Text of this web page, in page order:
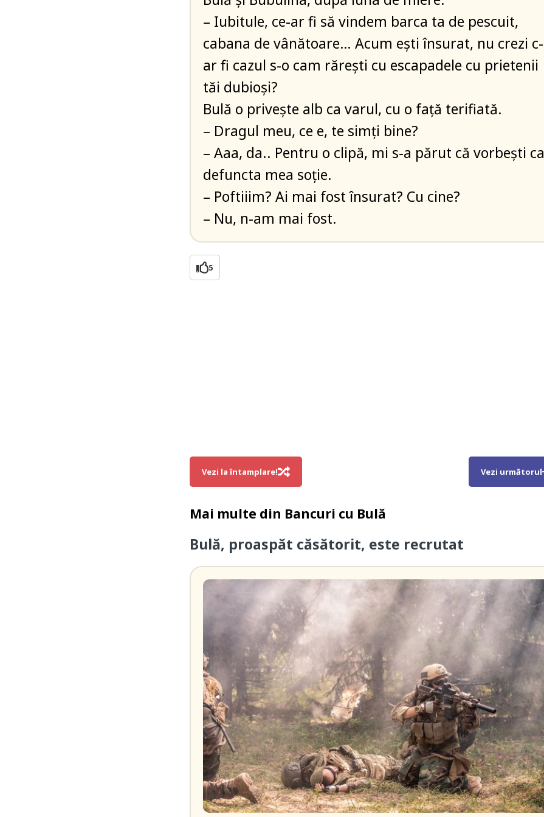
– Iubitule, ce-ar fi să vindem barca ta de pescuit,
cabana de vânătoare… Acum ești însurat, nu crezi c-
ar fi cazul s-o cam rărești cu escapadele cu prietenii
tăi dubioși?
Bulă o privește alb ca varul, cu o față terifiată.
– Dragul meu, ce e, te simți bine?
– Aaa, da.. Pentru o clipă, mi s-a părut că vorbești ca
defuncta mea soție.
– Poftiiim? Ai mai fost însurat? Cu cine?
– Nu, n-am mai fost.
5
Vezi la întamplare! Vezi următorul
Mai multe din Bancuri cu Bulă
Bulă, proaspăt căsătorit, este recrutat